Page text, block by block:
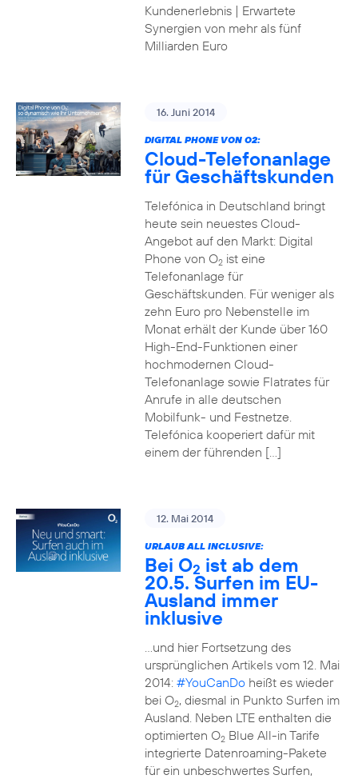
Kundenerlebnis | Erwartete
Synergien von mehr als fünf
Milliarden Euro
16. Juni 2014
DIGITAL PHONE VON O2:
Cloud-Telefonanlage
für Geschäftskunden
Telefónica in Deutschland bringt
heute sein neuestes Cloud-
Angebot auf den Markt: Digital
Phone von O2ist eine
Telefonanlage für
Geschäftskunden. Für weniger als
zehn Euro pro Nebenstelle im
Monat erhält der Kunde über 160
High-End-Funktionen einer
hochmodernen Cloud-
Telefonanlage sowie Flatrates für
Anrufe in alle deutschen
Mobilfunk- und Festnetze.
Telefónica kooperiert dafür mit
einem der führenden […]
12. Mai 2014
URLAUB ALL INCLUSIVE:
Bei O2 ist ab dem
20.5. Surfen im EU-
Ausland immer
inklusive
…und hier Fortsetzung des
ursprünglichen Artikels vom 12. Mai
2014: #YouCanDoheißt es wieder
bei O2, diesmal in Punkto Surfen im
Ausland. Neben LTE enthalten die
optimierten O2Blue All-in Tarife
integrierte Datenroaming-Pakete
für ein unbeschwertes Surfen,